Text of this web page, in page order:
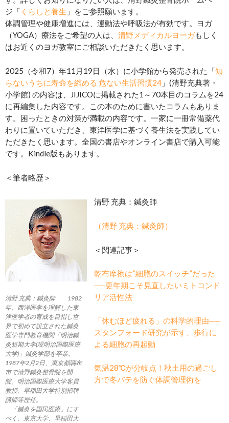
ジ「 くらしと養生 」をご参照願います。
体調管理や健康増進には、運動法や呼吸法が有効です。ヨガ
（YOGA）療法をご希望の人は、 清野メディカルヨーガもしく
はお近くのヨガ教室にご相談いただきたく思います。
2025（令和7）年11月19日（水）に小学館から発売された「知
らないうちに寿命を縮める 危ない生活習慣24 」(清野充典著・
小学館) の内容は、JIJICOに掲載された1～70本目のコラムを24
に再編集した内容です。この本のために書いたコラムもありま
す。困ったときの対策が満載の内容です。一家に一冊常備薬代
わりに置いていただき、東洋医学に基づく養生法を実践してい
ただきたく思います。全国の書店やオンライン書店で購入可能
です。Kindle版もあります。
＜筆者略歴＞
清野 充典：鍼灸師 1982
年、西洋医学を理解した東
洋医学者の育成を目指し世
界で初めて設立された鍼灸
医学専門教育機関「明治鍼
灸短期大学(現明治国際医療
大学)」鍼灸学部を卒業。
1987年2月2日、東京都調布
市で清野鍼灸整骨院を開
院。明治国際医療大学客員
教授、早稲田大学特別招聘
講師等歴任。
「鍼灸を国民医療」にす
べく、東京大学、早稲田大
清野 充典：鍼灸師
（清野 充典：鍼灸師）
＜関連記事＞
乾布摩擦は”細胞のスイッチ”だった
──更年期こそ見直したいミトコンド
リア活性法
「休むほど疲れる」の科学的理由──
スタンフォード研究が示す、歩行に
よる細胞の再起動
気温28℃が分岐点！秋土用の過ごし
方で冬バテを防ぐ体調管理術を